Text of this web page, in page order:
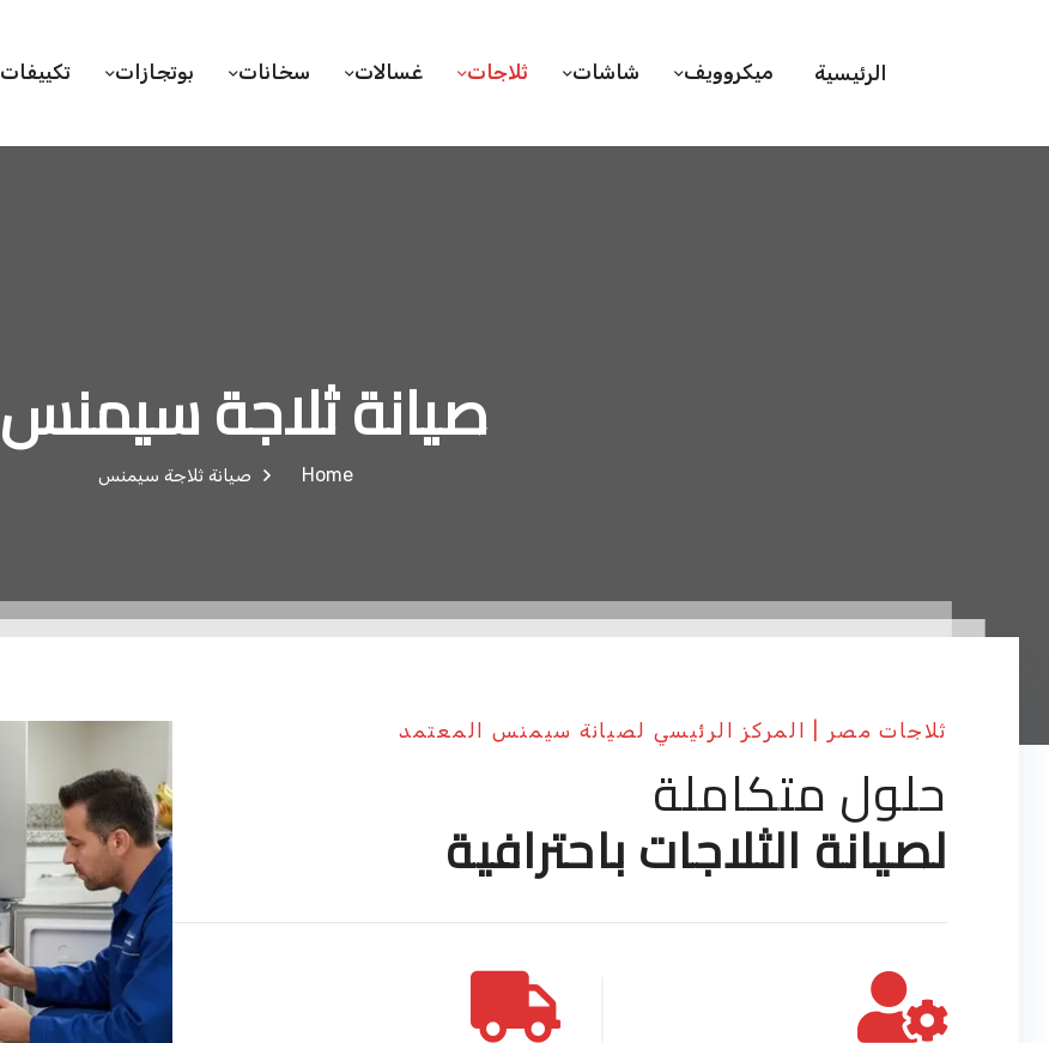
الرئيسية ميكروويف شاشات ثلاجات غسالات سخانات بوتجازات تكييفات
صيانة ثلاجة سيمنس
Home صيانة ثلاجة سيمنس
ثلاجات مصر | المركز الرئيسي لصيانة سيمنس المعتمد
حلول متكاملة
لصيانة الثلاجات باحترافية